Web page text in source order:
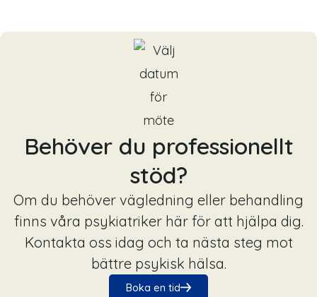
Behöver du professionellt
stöd?
Om du behöver vägledning eller behandling
finns våra psykiatriker här för att hjälpa dig.
Kontakta oss idag och ta nästa steg mot
bättre psykisk hälsa.
Boka en tid